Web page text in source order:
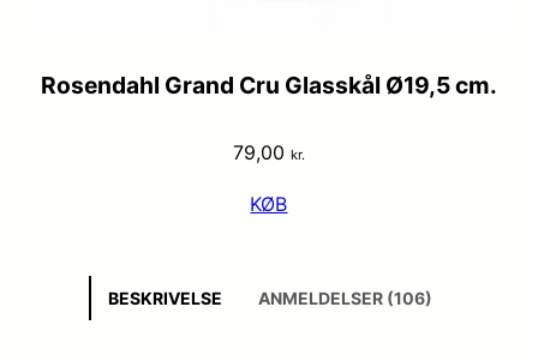
Rosendahl Grand Cru Glasskål Ø19,5 cm.
79,00 kr.
KØB
BESKRIVELSE ANMELDELSER (106)